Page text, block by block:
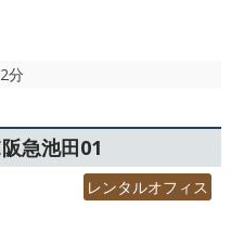
分
急池田01
レンタルオフィス